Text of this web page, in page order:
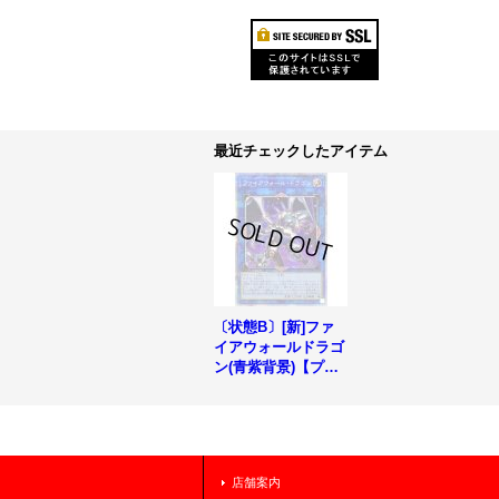
最近チェックしたアイテム
〔状態B〕[新]ファ
イアウォールドラゴ
ン(青紫背景)【プリ
店舗案内